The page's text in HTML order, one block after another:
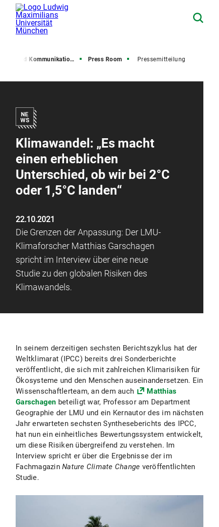
und Kommunikation (PuK) Press Room Pressemitteilung
Klimawandel: „Es macht
einen erheblichen
Unterschied, ob wir bei 2°C
oder 1,5°C landen“
22.10.2021
Die Grenzen der Anpassung: Der LMU-
Klimaforscher Matthias Garschagen
spricht im Interview über eine neue
Studie zu den globalen Risiken des
Klimawandels.
In seinem derzeitigen sechsten Berichtszyklus hat der
Weltklimarat (IPCC) bereits drei Sonderberichte
veröffentlicht, die sich mit zahlreichen Klimarisiken für
Ökosysteme und den Menschen auseinandersetzen. Ein
Wissenschaftlerteam, an dem auch
Matthias
Garschagen beteiligt war, Professor am Department
Geographie der LMU und ein Kernautor des im nächsten
Jahr erwarteten sechsten Syntheseberichts des IPCC,
hat nun ein einheitliches Bewertungssystem entwickelt,
um diese Risiken übergreifend zu verstehen. Im
Interview spricht er über die Ergebnisse der im
Fachmagazin Nature Climate Change veröffentlichten
Studie.